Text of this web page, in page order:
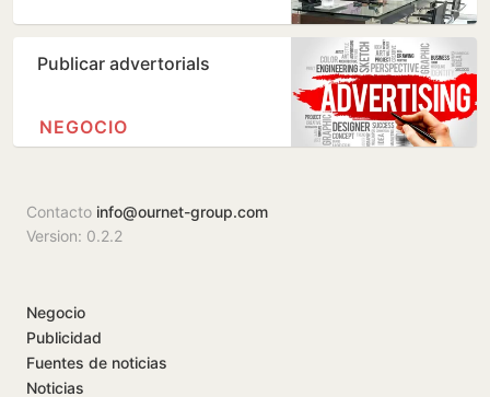
Publicar advertorials
NEGOCIO
Contacto info@ournet-group.com
Version: 0.2.2
Negocio
Publicidad
Fuentes de noticias
Noticias